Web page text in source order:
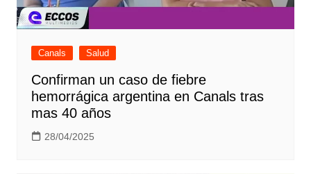
Canals Salud
Confirman un caso de fiebre
hemorrágica argentina en Canals tras
mas 40 años
28/04/2025